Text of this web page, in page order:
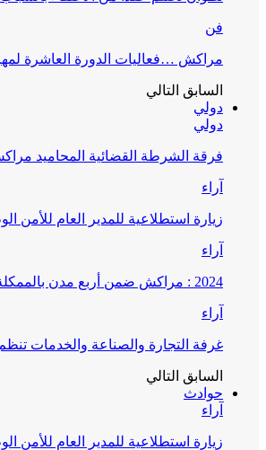
فن
مراكش …فعاليات الدورة العاشرة
السابق التالي
دولي
دولي
فرقة الشرطة القضائية المحاميد
آراء
زيارة استطلاعية للمدير العام للأمن
آراء
2024 : مراكش ضمن أربع مدن بالممكلة سجلت مامجموعه 656 قضية تتعلق بغسيل الأموال
آراء
غرفة التجارة والصناعة والخدمات
السابق التالي
حوادث
آراء
زيارة استطلاعية للمدير العام للأمن